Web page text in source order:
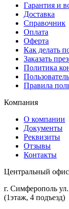
Гарантия и
Доставка
Справочник
Оплата
Оферта
Как делать
Заказать
Политика
Правила
Компания
О компании
Документы
Реквизиты
Отзывы
Контакты
Центральный
г. Симферополь
(1этаж, 4 подъезд)